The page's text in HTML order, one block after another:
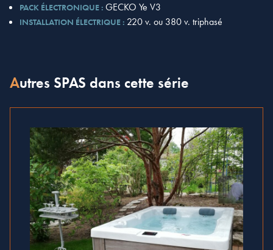
PACK ÉLECTRONIQUE : GECKO Ye V3
INSTALLATION ÉLECTRIQUE : 220 v. ou 380 v. triphasé
Autres SPAS dans cette série